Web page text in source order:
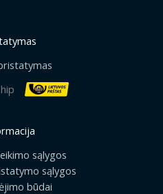
sąlygos
sąlygos
būdai